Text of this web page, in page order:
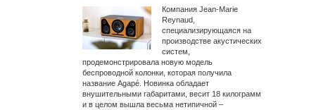
Компания Jean-Marie
Reynaud,
специализирующаяся на
производстве акустических
систем,
продемонстрировала новую модель
беспроводной колонки, которая получила
название Agapé. Новинка обладает
внушительными габаритами, весит 18 килограмм
и в целом вышла весьма нетипичной –